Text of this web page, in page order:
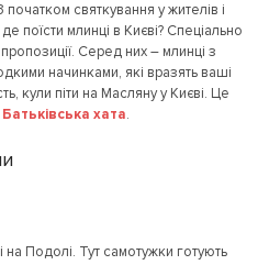
святкування у жителів і
поїсти млинці в Києві? Спеціально
Серед них – млинці з
начинками, які вразять ваші
кули піти на Масляну у Києві. Це
Батьківська хата.
на Подолі. Тут самотужки готують